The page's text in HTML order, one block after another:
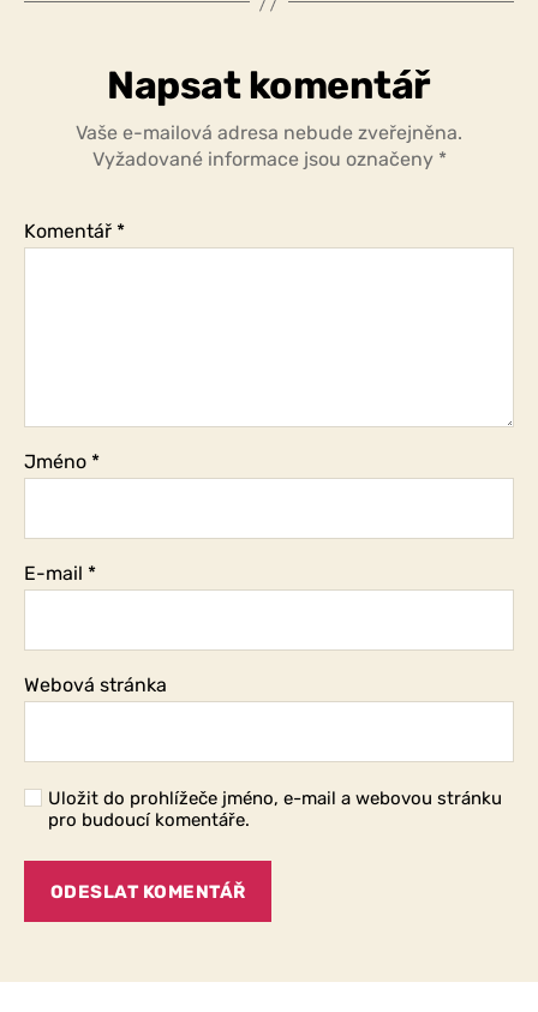
Napsat komentář
Vaše e-mailová adresa nebude zveřejněna.
Vyžadované informace jsou označeny *
Komentář *
Jméno *
E-mail *
Webová stránka
Uložit do prohlížeče jméno, e-mail a webovou stránku
pro budoucí komentáře.